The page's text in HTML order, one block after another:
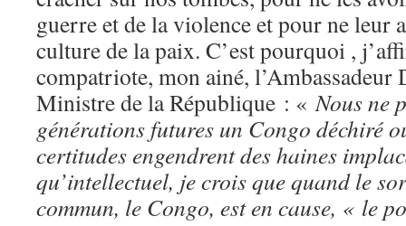
guerre et de la violence et pour ne leur
culture de la paix. C’est pourquoi ,
compatriote, mon ainé,
Ministre de la République : «Nous ne
générations futures un Congo déchiré
certitudes engendrent des haines
qu’intellectuel, je crois que quand le
commun, le Congo, est en cause, « le